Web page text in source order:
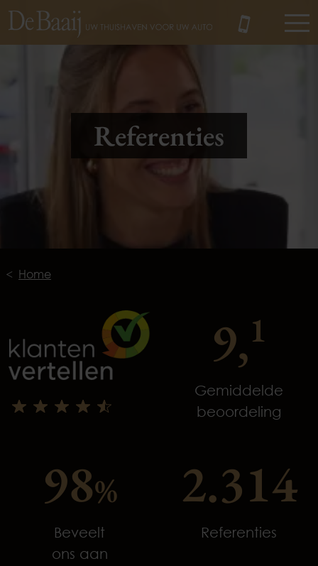
Referenties
Home
9,1
Gemiddelde
beoordeling
98%
Beveelt
ons aan
2.314
Referenties